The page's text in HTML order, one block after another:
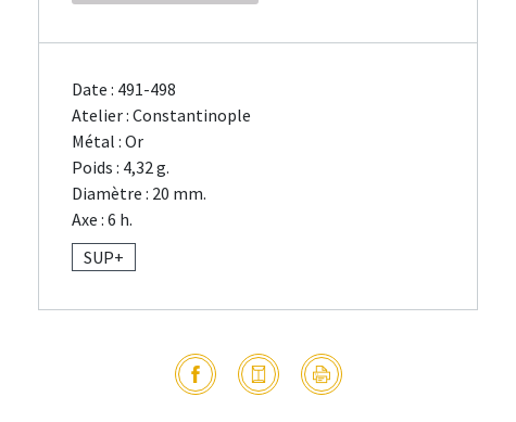
Date : 491-498
Atelier : Constantinople
Métal : Or
Poids : 4,32 g.
Diamètre : 20 mm.
Axe : 6 h.
SUP+